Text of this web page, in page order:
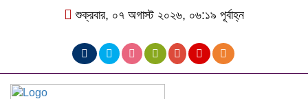
শুক্রবার, ০৭ অগাস্ট ২০২৬, ০৬:১৯ পূর্বাহ্ন